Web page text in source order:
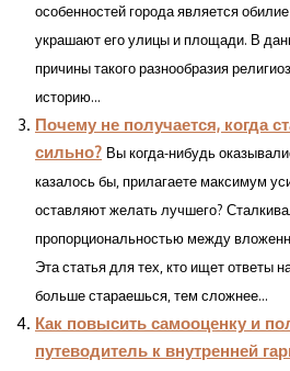
особенностей города является
украшают его улицы и площади. В
причины такого разнообразия
историю...
Почему не получается, когда
сильно? Вы когда-нибудь
казалось бы, прилагаете максимум
оставляют желать лучшего?
пропорциональностью между
Эта статья для тех, кто ищет ответы
больше стараешься, тем сложнее...
Как повысить самооценку и
путеводитель к внутренней